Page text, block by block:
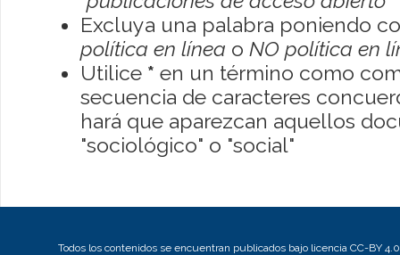
Excluya una palabra poniendo
política en línea o NO política en
Utilice * en un término como
secuencia de caracteres
hará que aparezcan aquellos
"sociológico" o "social"
Todos los contenidos se encuentran publicados bajo licencia CC-BY 4.0